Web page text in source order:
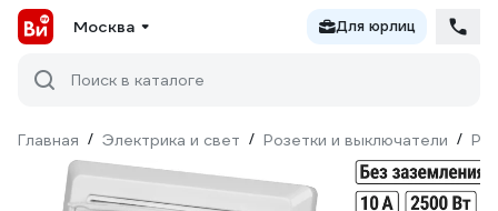
Москва Для юрлиц
Поиск в каталоге
Главная / Электрика и свет / Розетки и выключатели /